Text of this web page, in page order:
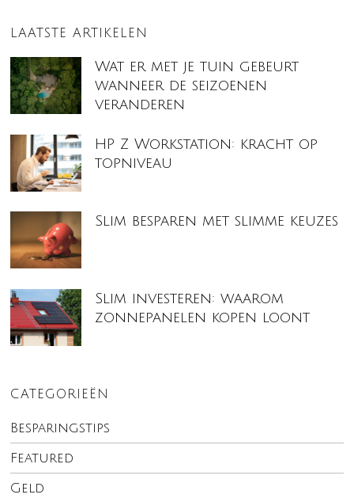
LAATSTE ARTIKELEN
Wat er met je tuin gebeurt
wanneer de seizoenen
veranderen
HP Z Workstation: kracht op
topniveau
Slim besparen met slimme keuzes
Slim investeren: waarom
zonnepanelen kopen loont
CATEGORIEËN
Besparingstips
Featured
Geld